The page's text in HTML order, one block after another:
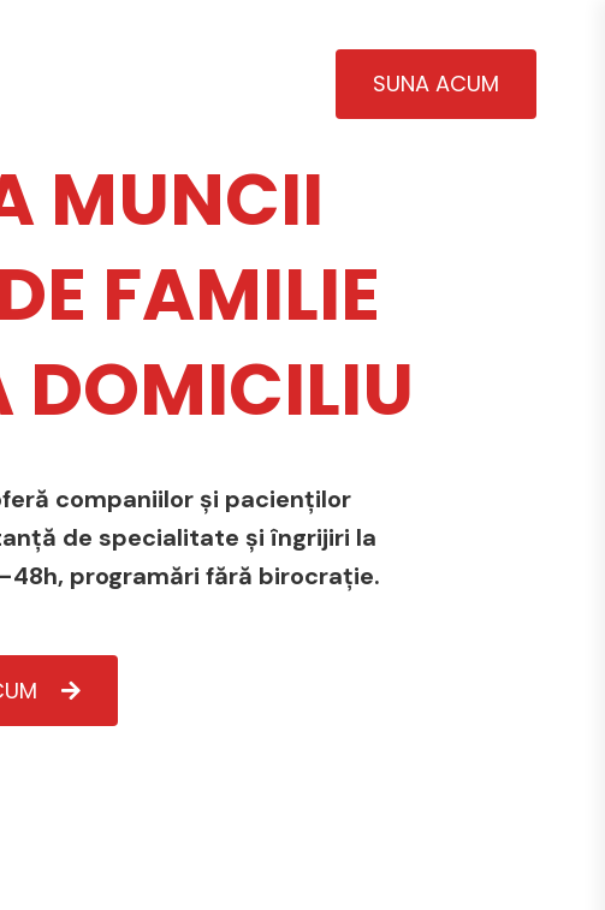
SUNA ACUM
MUNCII
FAMILIE
DOMICILIU
companiilor și pacienților
de specialitate și îngrijiri la
programări fără birocrație.